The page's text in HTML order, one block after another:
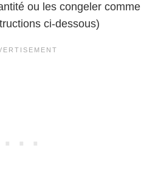
ou les congeler comme
ci-dessous)